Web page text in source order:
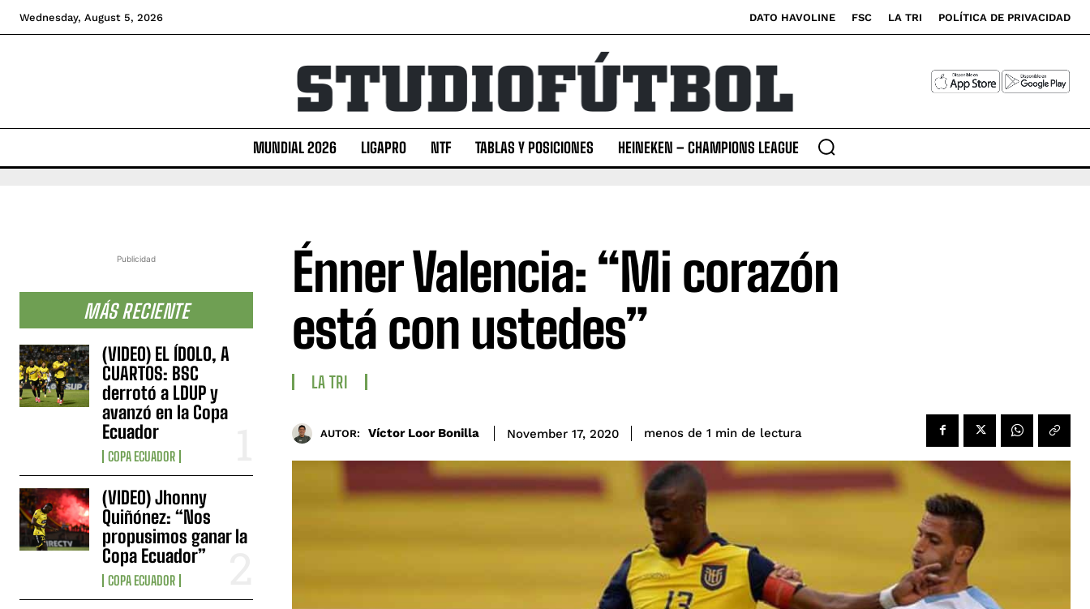
Wednesday, August 5, 2026 DATO HAVOLINE FSC LA TRI POLÍTICA DE PRIVACIDAD
MUNDIAL 2026 LIGAPRO NTF TABLAS Y POSICIONES HEINEKEN – CHAMPIONS LEAGUE
Publicidad
MÁS RECIENTE
(VIDEO) EL ÍDOLO, A
CUARTOS: BSC
derrotó a LDUP y
avanzó en la Copa
Ecuador
COPA ECUADOR
(VIDEO) Jhonny
Quiñónez: “Nos
propusimos ganar la
Copa Ecuador”
COPA ECUADOR
Énner Valencia: “Mi corazón
está con ustedes”
LA TRI
AUTOR: Víctor Loor Bonilla November 17, 2020 menos de 1 min de lectura